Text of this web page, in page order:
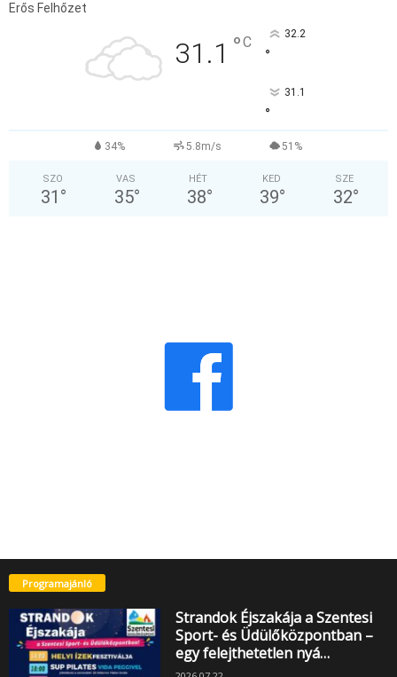
Erős Felhőzet
31.1 °C 32.2
°
31.1
°
34% 5.8m/s 51%
SZO
31 °
VAS
35°
HÉT
38°
KED
39°
SZE
32°
Programajánló
Strandok Éjszakája a Szentesi
Sport- és Üdülőközpontban –
egy felejthetetlen nyá…